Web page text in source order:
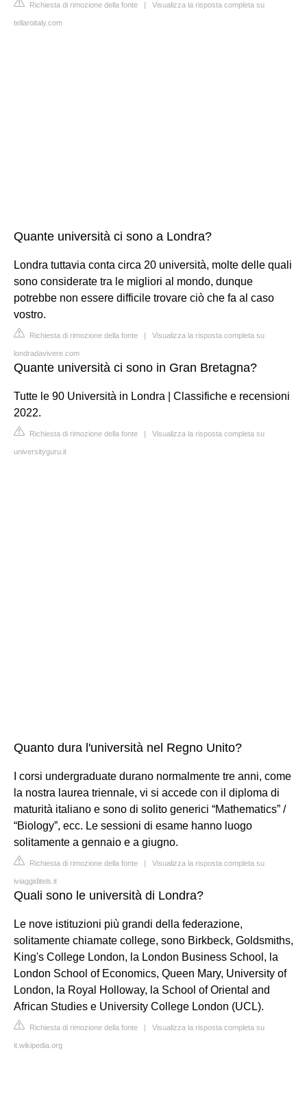
Richiesta di rimozione della fonte | Visualizza la risposta completa su
tellaroitaly.com
Quante università ci sono a Londra?
Londra tuttavia conta circa 20 università, molte delle quali
sono considerate tra le migliori al mondo, dunque
potrebbe non essere difficile trovare ciò che fa al caso
vostro.
Richiesta di rimozione della fonte | Visualizza la risposta completa su
londradavivere.com
Quante università ci sono in Gran Bretagna?
Tutte le 90 Università in Londra | Classifiche e recensioni
2022.
Richiesta di rimozione della fonte | Visualizza la risposta completa su
universityguru.it
Quanto dura l'università nel Regno Unito?
I corsi undergraduate durano normalmente tre anni, come
la nostra laurea triennale, vi si accede con il diploma di
maturità italiano e sono di solito generici “Mathematics” /
“Biology”, ecc. Le sessioni di esame hanno luogo
solitamente a gennaio e a giugno.
Richiesta di rimozione della fonte | Visualizza la risposta completa su
iviaggiditels.it
Quali sono le università di Londra?
Le nove istituzioni più grandi della federazione,
solitamente chiamate college, sono Birkbeck, Goldsmiths,
King's College London, la London Business School, la
London School of Economics, Queen Mary, University of
London, la Royal Holloway, la School of Oriental and
African Studies e University College London (UCL).
Richiesta di rimozione della fonte | Visualizza la risposta completa su
it.wikipedia.org